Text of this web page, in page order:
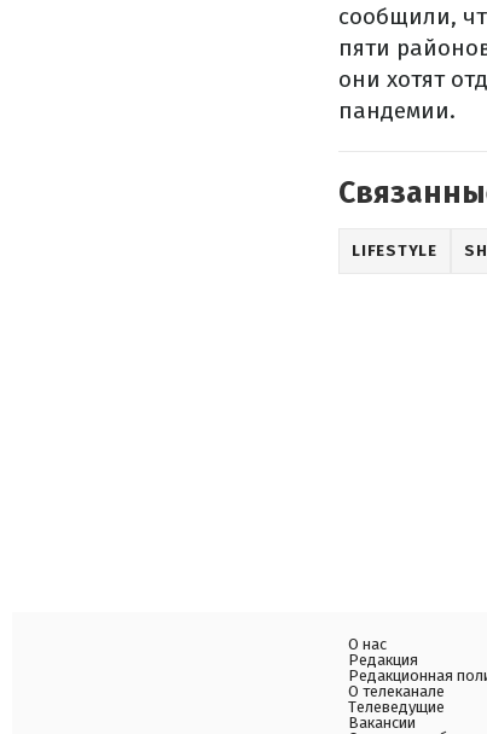
сообщили,
пяти
они хотят
пандемии.
LIFESTYLE
О нас
Редакция
Редакционная
О телеканале
Телеведущие
Вакансии